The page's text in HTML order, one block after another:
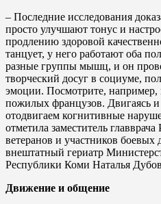
– Последние исследования
просто улучшают тонус и
продлению здоровой
танцует, у него работают оба
разные группы мышц, и он
творческий досуг в социуме,
эмоции. Посмотрите,
пожилых французов. Двигаясь
отодвигаем когнитивные
отметила заместитель
ветеранов и участников боевых
внештатный гериатр
Республики Коми Наталья
Движение и общение